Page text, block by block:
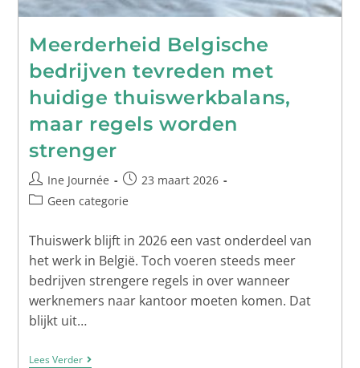
Meerderheid Belgische
bedrijven tevreden met
huidige thuiswerkbalans,
maar regels worden
strenger
Ine Journée
23 maart 2026
Geen categorie
Thuiswerk blijft in 2026 een vast onderdeel van
het werk in België. Toch voeren steeds meer
bedrijven strengere regels in over wanneer
werknemers naar kantoor moeten komen. Dat
blijkt uit…
Lees Verder